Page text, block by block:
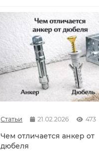
Статьи 21.02.2026 473
Чем отличается анкер от
дюбеля